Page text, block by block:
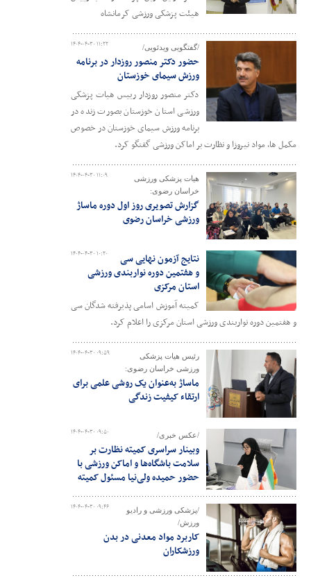
هیئت پزشکی ورزشی کرمانشاه
۱۴۰۴-۰۴-۳۰ ۱۱:۲۲ /گفتگویی ویدئویی/
حضور دکتر منصور روزدار در برنامه
ورزش سیمای خوزستان
دکتر منصور روزدار رییس هیات پزشکی
ورزشی استان خوزستان بصورت زنده در
برنامه ورزش سیمای خوزستان در خصوص
مکمل ها، مواد نیروزا و نظارت بر اماکن ورزشی گفتگو کرد.
۱۴۰۴-۰۴-۳۰ ۱۱:۰۹
هیات پزشکی ورزشی
خراسان رضوی:
گزارش تصویری روز اول دوره ماساژ
ورزشی خراسان رضوی
۱۴۰۴-۰۴-۳۰ ۱۰:۲۰
نتایج آزمون نهایی سی
و هفتمین دوره نواربندی ورزشی
استان مرکزی
کمیته آموزش اسامی پذیرفته شدگان سی
و هفتمین دوره نواربندی ورزشی استان مرکزی را اعلام کرد.
۱۴۰۴-۰۴-۳۰ ۰۹:۵۹
رئیس هیات پزشکی
ورزشی خراسان رضوی:
ماساژ به‌عنوان یک روشی علمی برای
ارتقاء کیفیت زندگی
۱۴۰۴-۰۴-۳۰ ۰۹:۵۰ /عکس خبری/
وبینار سراسری کمیته نظارت بر
سلامت باشگاه‌ها و اماکن ورزشی با
حضور حمیده ولی‌نیا مسئول کمیته
۱۴۰۴-۰۴-۳۰ ۰۹:۴۶
/پزشکی ورزشی و رادیو
ورزش/
کاربرد مواد معدنی در بدن
ورزشکاران